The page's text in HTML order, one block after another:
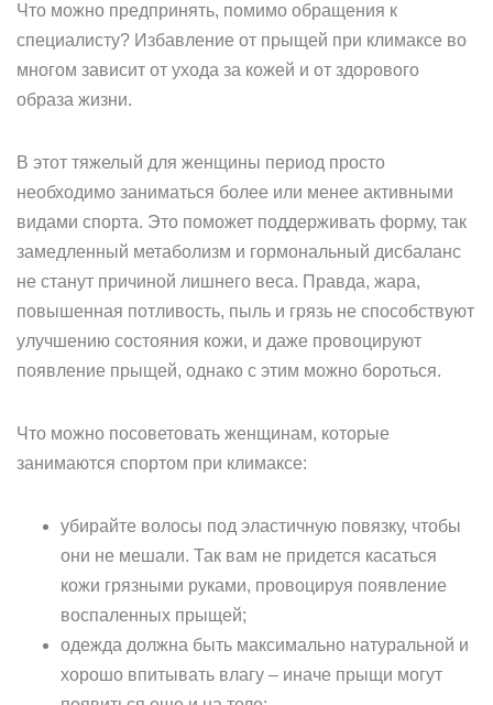
Что можно предпринять, помимо обращения к
специалисту? Избавление от прыщей при климаксе во
многом зависит от ухода за кожей и от здорового
образа жизни.
В этот тяжелый для женщины период просто
необходимо заниматься более или менее активными
видами спорта. Это поможет поддерживать форму, так
замедленный метаболизм и гормональный дисбаланс
не станут причиной лишнего веса. Правда, жара,
повышенная потливость, пыль и грязь не способствуют
улучшению состояния кожи, и даже провоцируют
появление прыщей, однако с этим можно бороться.
Что можно посоветовать женщинам, которые
занимаются спортом при климаксе:
убирайте волосы под эластичную повязку, чтобы
они не мешали. Так вам не придется касаться
кожи грязными руками, провоцируя появление
воспаленных прыщей;
одежда должна быть максимально натуральной и
хорошо впитывать влагу – иначе прыщи могут